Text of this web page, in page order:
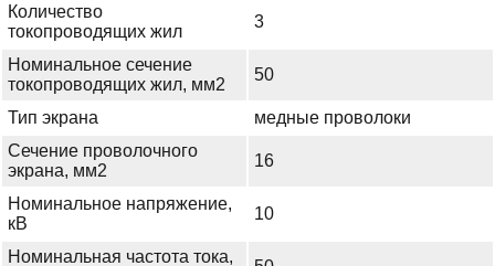
Количество
токопроводящих жил
3
Номинальное сечение
токопроводящих жил, мм2
50
Тип экрана
медные проволоки
Сечение проволочного
экрана, мм2
16
Номинальное напряжение,
кВ
10
Номинальная частота тока,